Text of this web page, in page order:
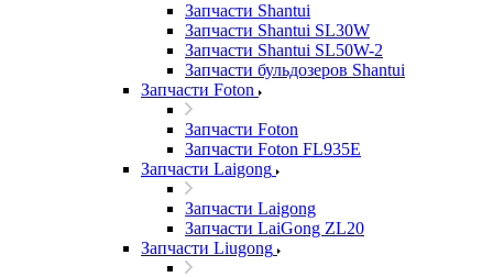
Запчасти Shantui
Запчасти Shantui SL30W
Запчасти Shantui SL50W-2
Запчасти бульдозеров Shantui
Запчасти Foton
Запчасти Foton
Запчасти Foton FL935E
Запчасти Laigong
Запчасти Laigong
Запчасти LaiGong ZL20
Запчасти Liugong